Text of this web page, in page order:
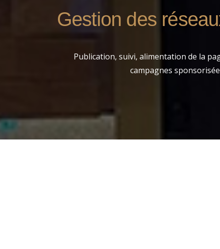
Gestion des
Publication, suivi, alimentation de la
campagnes